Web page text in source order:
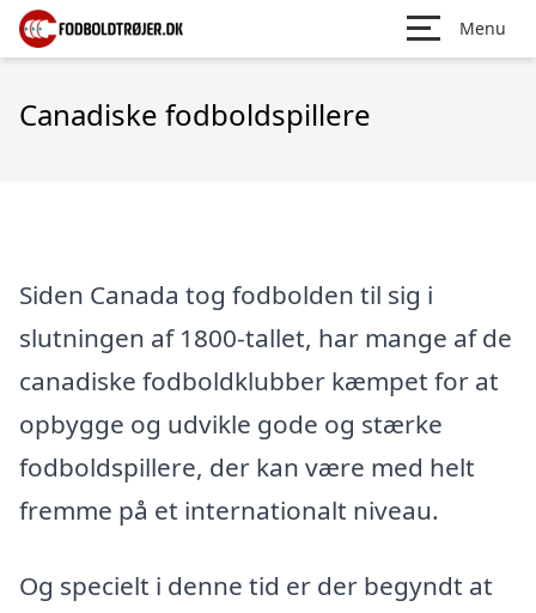
Menu
Canadiske fodboldspillere
Siden Canada tog fodbolden til sig i
slutningen af 1800-tallet, har mange af de
canadiske fodboldklubber kæmpet for at
opbygge og udvikle gode og stærke
fodboldspillere, der kan være med helt
fremme på et internationalt niveau.
Og specielt i denne tid er der begyndt at